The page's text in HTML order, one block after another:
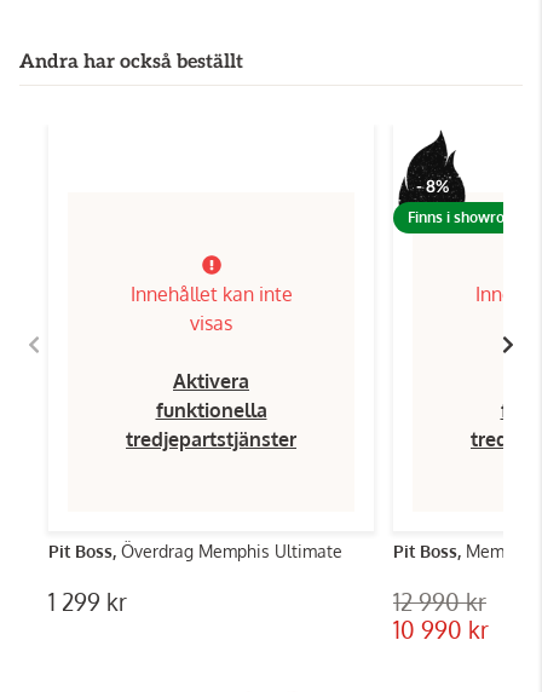
Andra har också beställt
Innehållet kan inte
visas
Aktivera
funktionella
tredjepartstjänster
Pit Boss, Överdrag Memphis Ultimate
1 299 kr
- 8%
Finns i showroom!
Pit Boss,
12 990 kr
10 990 kr